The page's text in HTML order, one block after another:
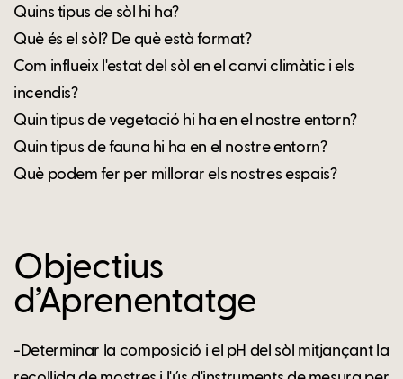
Quins tipus de sòl hi ha?
Què és el sòl? De què està format?
Com influeix l'estat del sòl en el canvi climàtic i els
incendis?
Quin tipus de vegetació hi ha en el nostre entorn?
Quin tipus de fauna hi ha en el nostre entorn?
Què podem fer per millorar els nostres espais?
Objectius
d’Aprenentatge
-Determinar la composició i el pH del sòl mitjançant la